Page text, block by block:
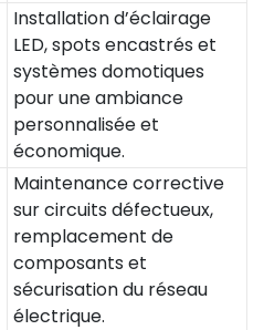
Installation d’éclairage
LED, spots encastrés et
systèmes domotiques
pour une ambiance
personnalisée et
économique.
Maintenance corrective
sur circuits défectueux,
remplacement de
composants et
sécurisation du réseau
électrique.